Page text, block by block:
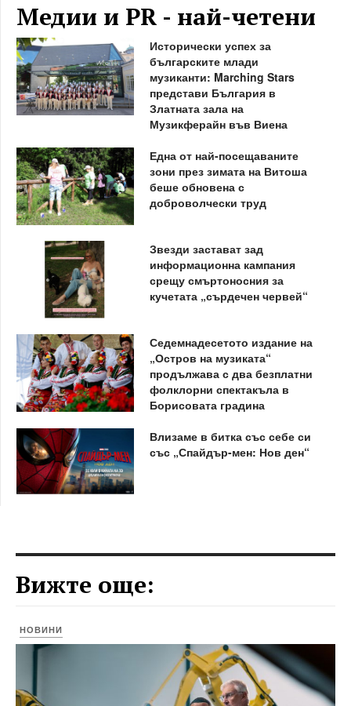
Медии и PR - най-четени
Исторически успех за
българските млади
музиканти: Marching Stars
представи България в
Златната зала на
Музикферайн във Виена
Една от най-посещаваните
зони през зимата на Витоша
беше обновена с
доброволчески труд
Звезди застават зад
информационна кампания
срещу смъртоносния за
кучетата „сърдечен червей“
Седемнадесетото издание на
„Остров на музиката“
продължава с два безплатни
фолклорни спектакъла в
Борисовата градина
Влизаме в битка със себе си
със „Спайдър-мен: Нов ден“
Вижте още:
НОВИНИ